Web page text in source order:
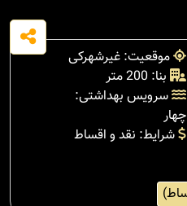
موقعیت: غیرشهرکی
بنا: 200 متر
سرویس بهداشتی:
چهار
شرایط: نقد و اقساط